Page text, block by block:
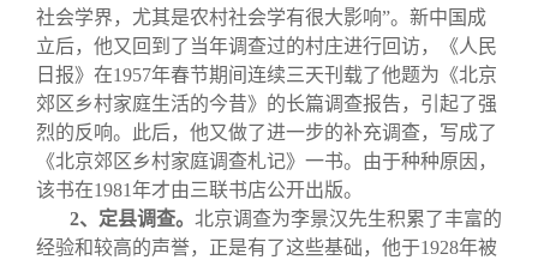
社会学界，尤其是农村社会学有很大影响”。新中国成
立后，他又回到了当年调查过的村庄进行回访，《人民
日报》在1957年春节期间连续三天刊载了他题为《北京
郊区乡村家庭生活的今昔》的长篇调查报告，引起了强
烈的反响。此后，他又做了进一步的补充调查，写成了
《北京郊区乡村家庭调查札记》一书。由于种种原因，
该书在1981年才由三联书店公开出版。
2、定县调查。 北京调查为李景汉先生积累了丰富的
经验和较高的声誉，正是有了这些基础，他于1928年被